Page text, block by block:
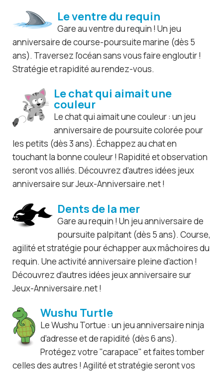
Le ventre du requin
Gare au ventre du requin ! Un jeu
anniversaire de course-poursuite marine (dès 5
ans). Traversez l’océan sans vous faire engloutir !
Stratégie et rapidité au rendez-vous.
Le chat qui aimait une
couleur
Le chat qui aimait une couleur : un jeu
anniversaire de poursuite colorée pour
les petits (dès 3 ans). Échappez au chat en
touchant la bonne couleur ! Rapidité et observation
seront vos alliés. Découvrez d’autres idées jeux
anniversaire sur Jeux-Anniversaire.net !
Dents de la mer
Gare au requin ! Un jeu anniversaire de
poursuite palpitant (dès 5 ans). Course,
agilité et stratégie pour échapper aux mâchoires du
requin. Une activité anniversaire pleine d’action !
Découvrez d’autres idées jeux anniversaire sur
Jeux-Anniversaire.net !
Wushu Turtle
Le Wushu Tortue : un jeu anniversaire ninja
d’adresse et de rapidité (dès 6 ans).
Protégez votre "carapace" et faites tomber
celles des autres ! Agilité et stratégie seront vos